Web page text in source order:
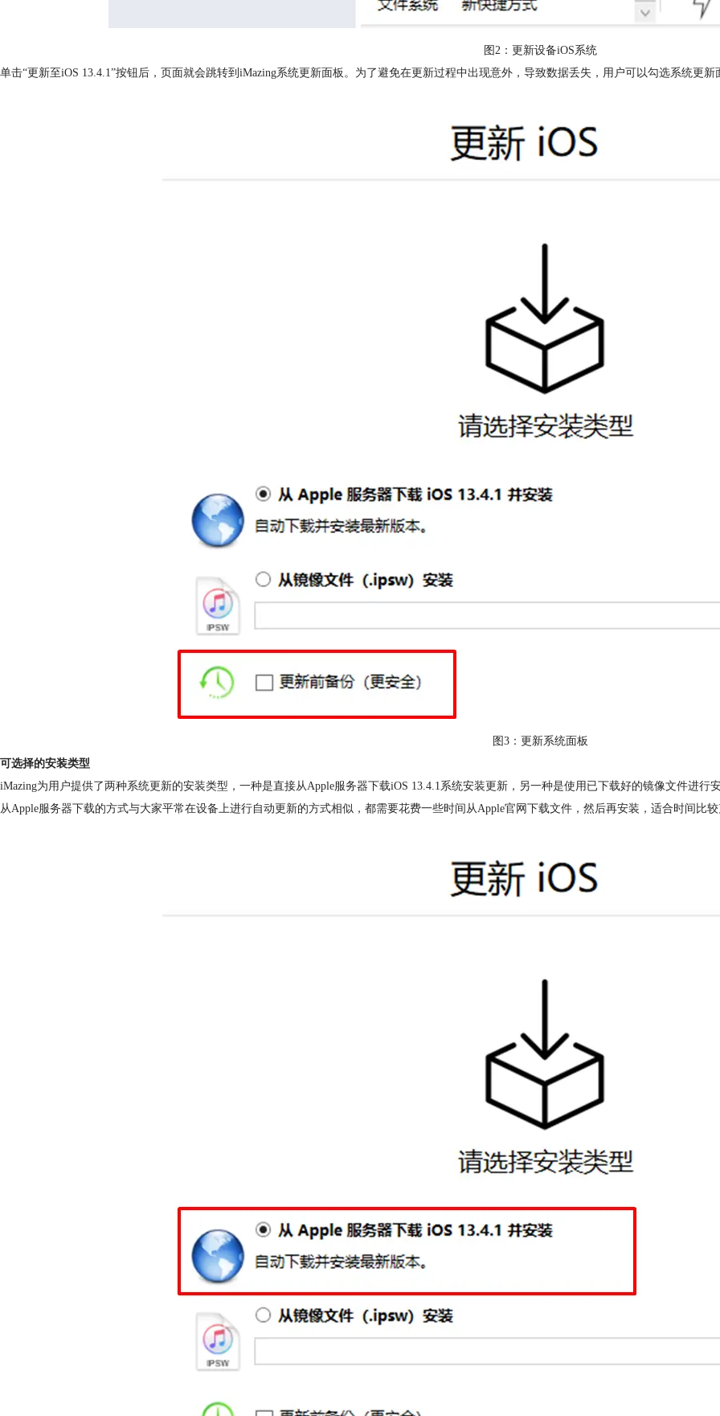
图2：更新设备iOS系统
单击“更新至iOS 13.4.1”按钮后，页面就会跳转到iMazing系统更新面板。为了避免在更新过程中出现意外，导致数据丢失，用户可以勾选系统更
图3：更新系统面板
可选择的安装类型
iMazing为用户提供了两种系统更新的安装类型，一种是直接从Apple服务器下载iOS 13.4.1系统安装更新，另一种是使用已下载好的镜像文件进行
从Apple服务器下载的方式与大家平常在设备上进行自动更新的方式相似，都需要花费一些时间从Apple官网下载文件，然后再安装，适合时间比